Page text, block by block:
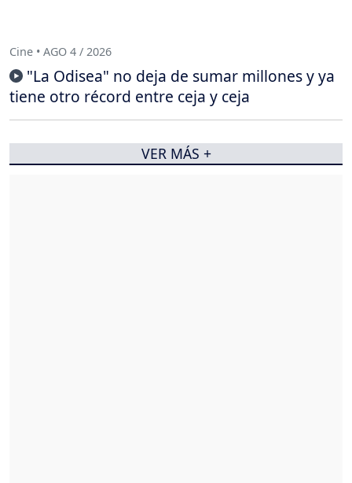
Cine • AGO 4 / 2026
"La Odisea" no deja de sumar millones y ya
tiene otro récord entre ceja y ceja
VER MÁS +